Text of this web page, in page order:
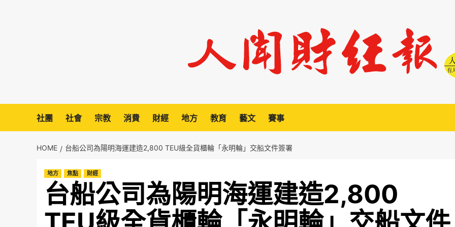
社團 社會 宗教 消費 財經 地方 教育 藝文 賽事
HOME 台船公司為陽明海運建造2,800 TEU級全貨櫃輪「永明輪」交船文件簽署
地方 焦點 財經
台船公司為陽明海運建造2,800